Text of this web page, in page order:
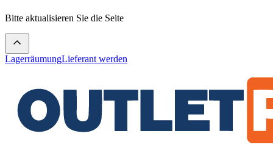
Bitte aktualisieren Sie die Seite
LagerräumungLieferant werden